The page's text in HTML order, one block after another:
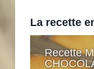
La recette
Recette